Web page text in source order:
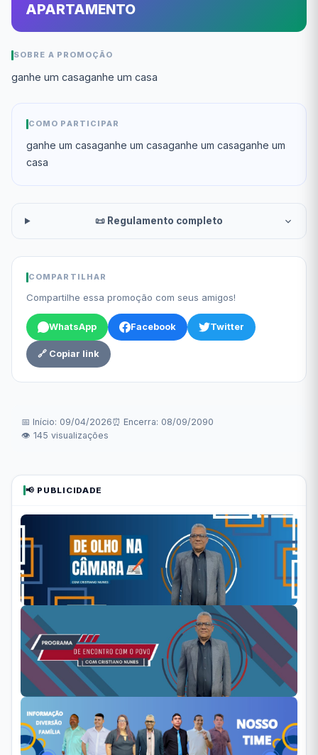
APARTAMENTO
SOBRE A PROMOÇÃO
ganhe um casaganhe um casa
COMO PARTICIPAR
ganhe um casaganhe um casaganhe um casaganhe um
casa
📜 Regulamento completo
COMPARTILHAR
Compartilhe essa promoção com seus amigos!
WhatsApp Facebook Twitter
🔗 Copiar link
📅 Início: 09/04/2026⏰ Encerra: 08/09/2090
👁 145 visualizações
📢 PUBLICIDADE